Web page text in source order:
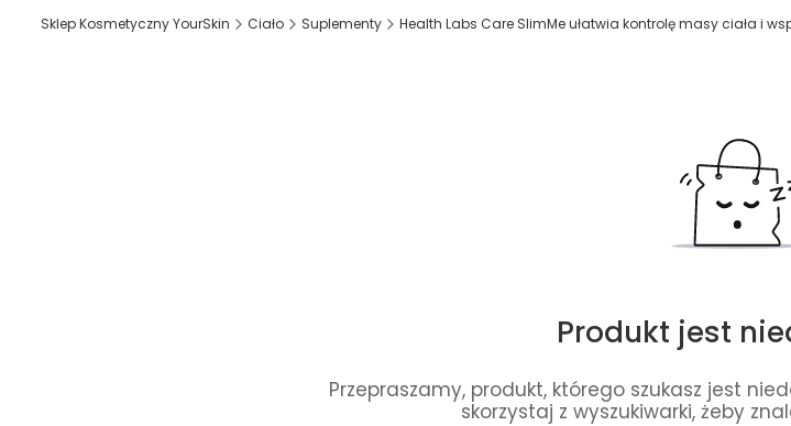
Sklep Kosmetyczny YourSkin Ciało Suplementy Health Labs Care SlimMe ułatwia kontrolę masy ciała i
Produkt jest
Przepraszamy, produkt, którego szukasz jest
skorzystaj z wyszukiwarki, żeby